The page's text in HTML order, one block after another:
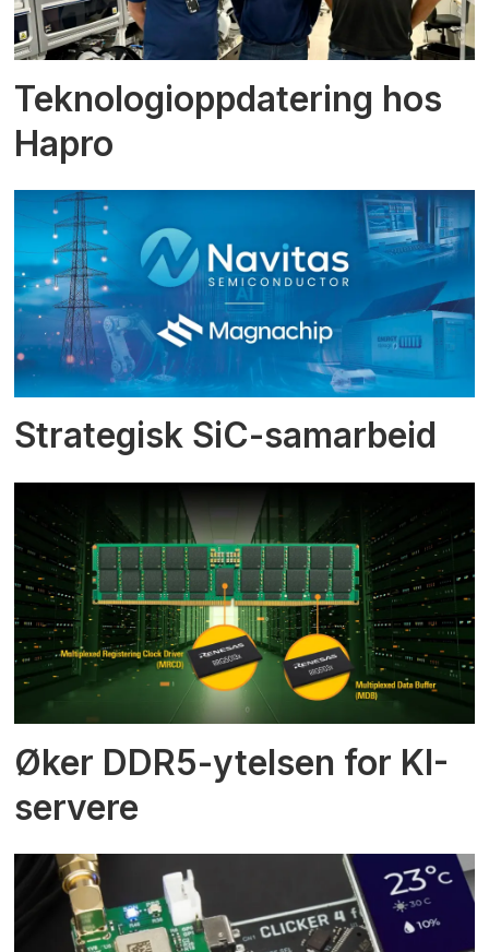
Teknologioppdatering hos
Hapro
Strategisk SiC-samarbeid
Øker DDR5-ytelsen for KI-
servere